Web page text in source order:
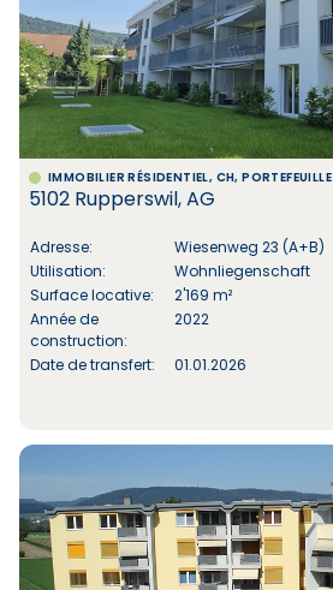
IMMOBILIER RÉSIDENTIEL, CH, PORTEFEUILLE
5102 Rupperswil, AG
Adresse:
Wiesenweg 23 (A+B)
Utilisation:
Wohnliegenschaft
Surface locative:
2'169 m²
Année de
construction:
2022
Date de transfert: 01.01.2026